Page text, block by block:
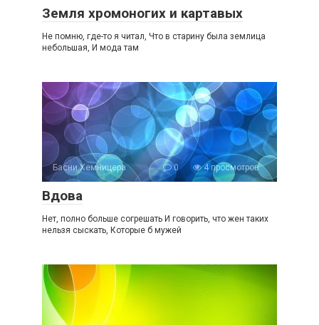
Земля хромоногих и картавых
Не помню, где-то я читал, Что в старину была землица
небольшая, И мода там
Басни Хемницера 0 4 просмотров
Вдова
Нет, полно больше согрешать И говорить, что жен таких
нельзя сыскать, Которые б мужей